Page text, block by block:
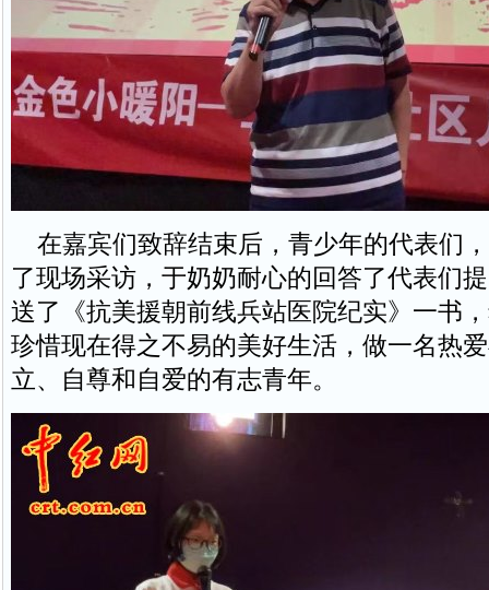
在嘉宾们致辞结束后，青少年的代表们
了现场采访，于奶奶耐心的回答了代表们
送了《抗美援朝前线兵站医院纪实》一书
珍惜现在得之不易的美好生活，做一名热
立、自尊和自爱的有志青年。